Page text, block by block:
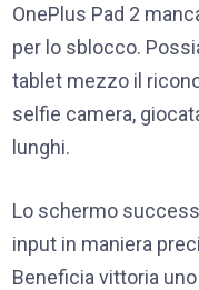
OnePlus Pad 2
per lo sblocco.
tablet mezzo il
selfie camera,
lunghi.
Lo schermo
input in maniera
Beneficia vittoria